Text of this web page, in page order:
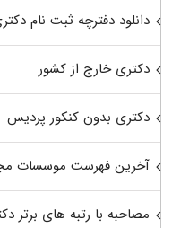
دانلود دفترچه ثبت نام
دکتری خارج از کشور
دکتری بدون کنکور پردیس
آخرین فهرست موسسات
مصاحبه با رتبه های برتر